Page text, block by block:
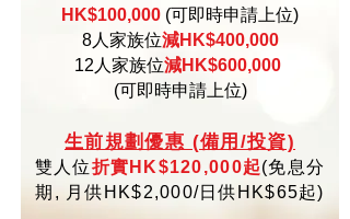
HK$100,000 (可即時申請上位)
8人家族位減HK$400,000
12人家族位減HK$600,000
(可即時申請上位)
生前規劃優惠 (備用/投資)
雙人位折實HK$120,000起(免息分
期, 月供HK$2,000/日供HK$65起)